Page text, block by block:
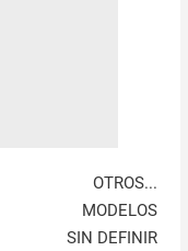
OTROS...
MODELOS
SIN DEFINIR